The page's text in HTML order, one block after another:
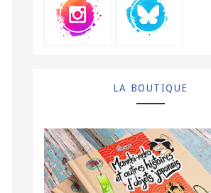
LA BOUTIQUE